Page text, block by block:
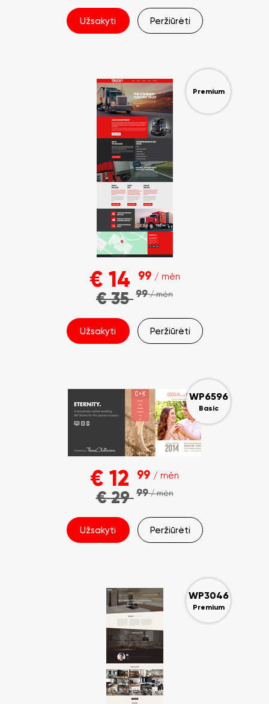
Užsakyti Peržiūrėti
Premium
€ 14 99 / mėn
€35 99 / mėn
Užsakyti Peržiūrėti
WP6596
Basic
€ 12 99 / mėn
€29 99 / mėn
Užsakyti Peržiūrėti
WP3046
Premium